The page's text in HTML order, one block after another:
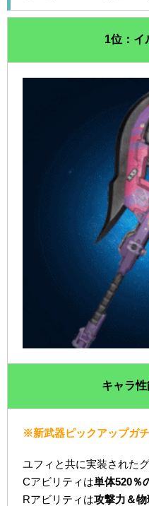
1位：イ
キャラ
※新武器ピックアップガ
ユフィと共に実装された
Cアビリティは単体520％
Rアビリティは攻撃力＆